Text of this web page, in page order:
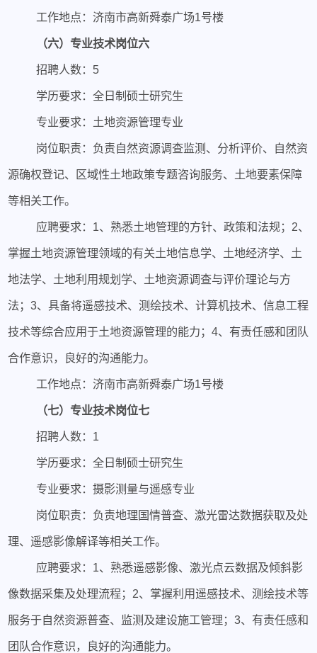
工作地点：济南市高新舜泰广场1号楼
（六）专业技术岗位六
招聘人数：5
学历要求：全日制硕士研究生
专业要求：土地资源管理专业
岗位职责：负责自然资源调查监测、分析评价、自然资
源确权登记、区域性土地政策专题咨询服务、土地要素保障
等相关工作。
应聘要求：1、熟悉土地管理的方针、政策和法规；2、
掌握土地资源管理领域的有关土地信息学、土地经济学、土
地法学、土地利用规划学、土地资源调查与评价理论与方
法；3、具备将遥感技术、测绘技术、计算机技术、信息工程
技术等综合应用于土地资源管理的能力；4、有责任感和团队
合作意识，良好的沟通能力。
工作地点：济南市高新舜泰广场1号楼
（七）专业技术岗位七
招聘人数：1
学历要求：全日制硕士研究生
专业要求：摄影测量与遥感专业
岗位职责：负责地理国情普查、激光雷达数据获取及处
理、遥感影像解译等相关工作。
应聘要求：1、熟悉遥感影像、激光点云数据及倾斜影
像数据采集及处理流程；2、掌握利用遥感技术、测绘技术等
服务于自然资源普查、监测及建设施工管理；3、有责任感和
团队合作意识，良好的沟通能力。